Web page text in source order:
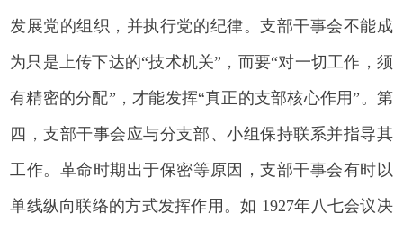
发展党的组织，并执行党的纪律。支部干事会不能成
为只是上传下达的“技术机关”，而要“对一切工作，须
有精密的分配”，才能发挥“真正的支部核心作用”。第
四，支部干事会应与分支部、小组保持联系并指导其
工作。革命时期出于保密等原因，支部干事会有时以
单线纵向联络的方式发挥作用。如 1927年八七会议决